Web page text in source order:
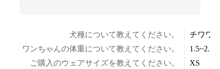
犬種について教えてください。
チワワ
ワンちゃんの体重について教えてください。
ご購入のウェアサイズを教えてください。
XS